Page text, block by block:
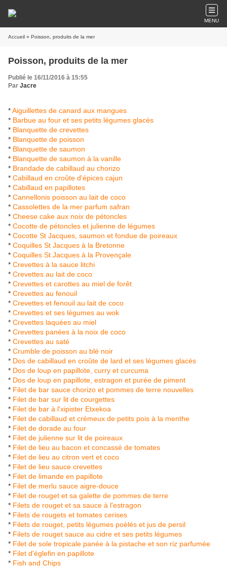
MENU
Accueil » Poisson, produits de la mer
Poisson, produits de la mer
Publié le 16/11/2016 à 15:55
Par Jacre
*Aiguillettes de canard aux mangues
* Barbue au four et ses petits légumes glacés
* Blanquette de crevettes
* Blanquette de poisson
* Blanquette de saumon
* Blanquette de saumon à la vanille
* Brandade de cabillaud au chorizo
* Cabillaud en croûte d'épices cajun
* Cabillaud en papillotes
* Cannellonis poisson au lait de coco
* Cassolettes de la mer parfum safran
* Cheese cake aux noix de pétoncles
* Cocotte de pétoncles et julienne de légumes
* Cocotte St Jacques, saumon et fondue de poireaux
* Coquilles St Jacques à la Bretonne
* Coquilles St Jacques à la Provençale
* Crevettes à la sauce litchi
* Crevettes au lait de coco
* Crevettes et carottes au miel de forêt
* Crevettes au fenouil
* Crevettes et fenouil au lait de coco
* Crevettes et ses légumes au wok
* Crevettes laquées au miel
* Crevettes panées à la noix de coco
* Crevettes au saté
* Crumble de poisson au blé noir
* Dos de cabillaud en croûte de lard et ses légumes glacés
* Dos de loup en papillote, curry et curcuma
* Dos de loup en papillote, estragon et purée de piment
* Filet de bar sauce chorizo et pommes de terre nouvelles
* Filet de bar sur lit de courgettes
* Filet de bar à l'xipister Etxekoa
* Filet de cabillaud et crémeux de petits pois à la menthe
* Filet de dorade au four
* Filet de julienne sur lit de poireaux
* Filet de lieu au bacon et concassé de tomates
* Filet de lieu au citron vert et coco
* Filet de lieu sauce crevettes
* Filet de limande en papillote
* Filet de merlu sauce aigre-douce
* Filet de rouget et sa galette de pommes de terre
* Filets de rouget et sa sauce à l'estragon
* Filets de rougets et tomates cerises
* Filets de rouget, petits légumes poèlés et jus de persil
* Filets de rouget sauce au cidre et ses petits légumes
* Filet de sole tropicale panée à la pistache et son riz parfumée
* Filet d'églefin en papillote
* Fish and Chips